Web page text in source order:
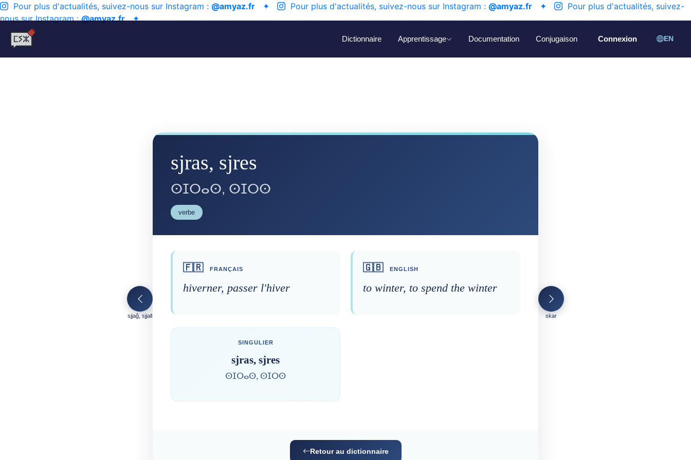
Pour plus d'actualités, suivez-nous sur Instagram : @amyaz.fr ✦ Pour plus d'actualités, suivez-nous sur Instagram : @amyaz.fr ✦
Pour plus d'actualités, suivez-
nous sur Instagram :@amyaz.fr✦
Dictionnaire Apprentissage Documentation Conjugaison Connexion EN
sjjaǧ, sjjall
sjras, sjres
ⵙⵊⵔⴰⵙ, ⵙⵊⵔⵙ
verbe
🇫🇷 FRANÇAIS
hiverner, passer l'hiver
🇬🇧 ENGLISH
to winter, to spend the winter
SINGULIER
sjras, sjres
ⵙⵊⵔⴰⵙ, ⵙⵊⵔⵙ
Retour au dictionnaire
skar